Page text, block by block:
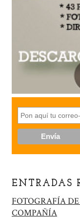
ENTRADAS
FOTOGRAFÍA
COMPAÑÍA